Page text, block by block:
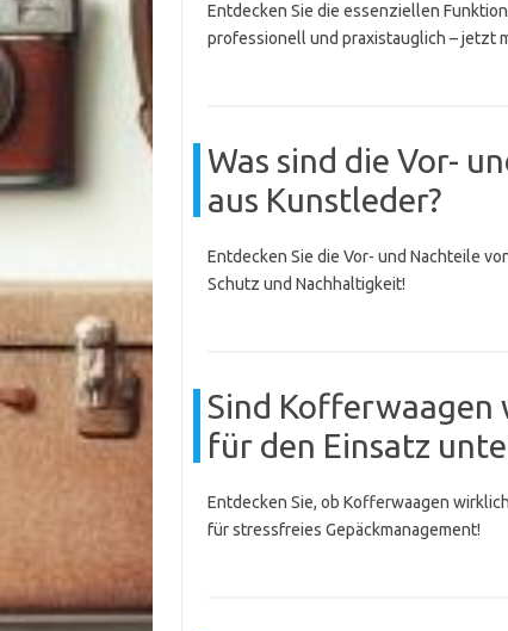
Entdecken Sie die essenziellen
professionell und praxistauglich – jetzt
Was sind die Vor-
aus Kunstleder?
Entdecken Sie die Vor- und Nachteile
Schutz und Nachhaltigkeit!
Sind Kofferwaagen
für den Einsatz
Entdecken Sie, ob Kofferwaagen
für stressfreies Gepäckmanagement!